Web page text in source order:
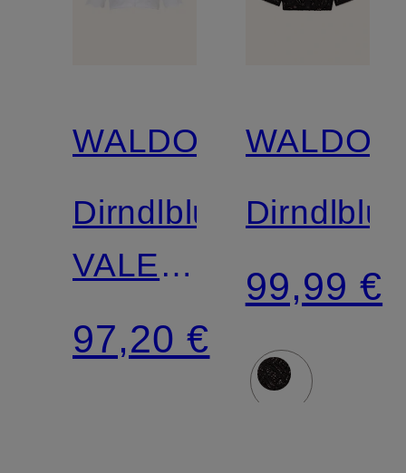
WALDORFF
Dirndlbluse
VALERIE
aus
Spitze
97,20 €
99,99 €